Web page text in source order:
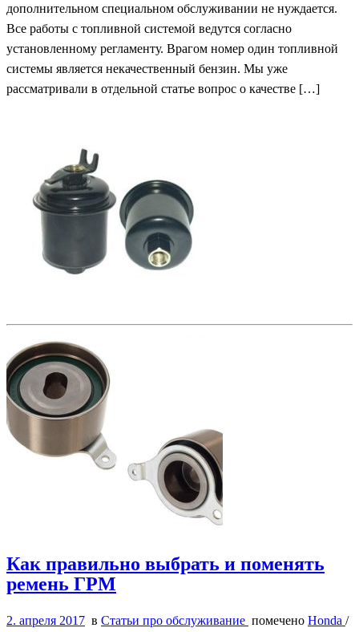
дополнительном специальном обслуживании не нуждается.
Все работы с топливной системой ведутся согласно
установленному регламенту. Врагом номер один топливной
системы является некачественный бензин. Мы уже
рассматривали в отдельной статье вопрос о качестве […]
Как правильно выбрать и поменять
ремень ГРМ
2. апреля 2017 в Статьи про обслуживание помечено Honda /